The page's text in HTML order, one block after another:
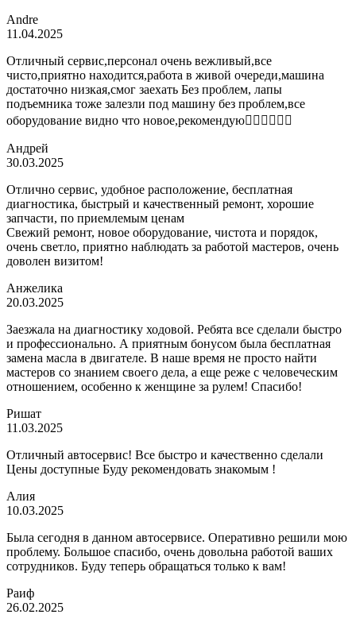
Andre
11.04.2025
Отличный сервис,персонал очень вежливый,все
чисто,приятно находится,работа в живой очереди,машина
достаточно низкая,смог заехать Без проблем, лапы
подъемника тоже залезли под машину без проблем,все
оборудование видно что новое,рекомендую👍🏼👍🏼👍🏼
Андрей
30.03.2025
Отлично сервис, удобное расположение, бесплатная
диагностика, быстрый и качественный ремонт, хорошие
запчасти, по приемлемым ценам
Свежий ремонт, новое оборудование, чистота и порядок,
очень светло, приятно наблюдать за работой мастеров, очень
доволен визитом!
Анжелика
20.03.2025
Заезжала на диагностику ходовой. Ребята все сделали быстро
и профессионально. А приятным бонусом была бесплатная
замена масла в двигателе. В наше время не просто найти
мастеров со знанием своего дела, а еще реже с человеческим
отношением, особенно к женщине за рулем! Спасибо!
Ришат
11.03.2025
Отличный автосервис! Все быстро и качественно сделали
Цены доступные Буду рекомендовать знакомым !
Алия
10.03.2025
Была сегодня в данном автосервисе. Оперативно решили мою
проблему. Большое спасибо, очень довольна работой ваших
сотрудников. Буду теперь обращаться только к вам!
Раиф
26.02.2025